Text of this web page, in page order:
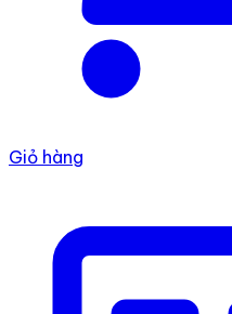
Giỏ hàng